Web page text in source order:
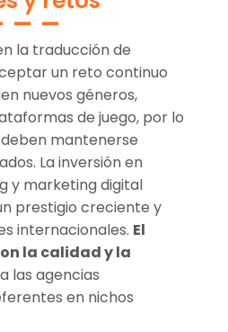
la traducción de
un reto continuo
nuevos géneros,
de juego, por lo
mantenerse
La inversión en
y marketing digital
prestigio creciente y
internacionales. El
la calidad y la
las agencias
en nichos